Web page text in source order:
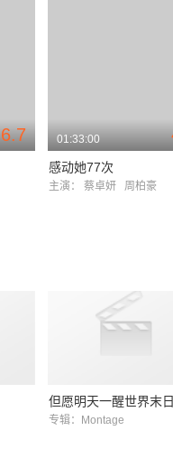
6.7 01:33:00
感动她77次
主演： 蔡卓妍 周柏豪
但愿明天一醒世界末
专辑：Montage